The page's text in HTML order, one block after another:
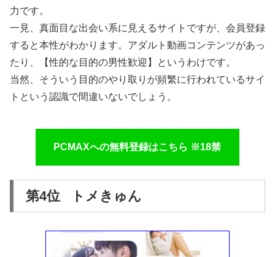
力です。
一見、真面目な出会い系に見えるサイトですが、会員登録
すると本性がわかります。アダルト動画コンテンツがあっ
たり、【性的な目的の男性歓迎】というわけです。
当然、そういう目的のやり取りが頻繁に行われているサイ
トという認識で間違いないでしょう。
PCMAXへの無料登録はこちら ※18禁
第4位 トメきゅん